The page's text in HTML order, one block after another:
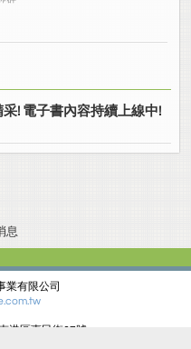
! 電子書內容持續上線中!
息
業有限公司
港區惠民街67號